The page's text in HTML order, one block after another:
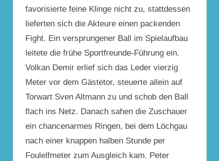
favorisierte feine Klinge nicht zu, stattdessen
lieferten sich die Akteure einen packenden
Fight. Ein versprungener Ball im Spielaufbau
leitete die frühe Sportfreunde-Führung ein.
Volkan Demir erlief sich das Leder vierzig
Meter vor dem Gästetor, steuerte allein auf
Torwart Sven Altmann zu und schob den Ball
flach ins Netz. Danach sahen die Zuschauer
ein chancenarmes Ringen, bei dem Löchgau
nach einer knappen halben Stunde per
Foulelfmeter zum Ausgleich kam. Peter